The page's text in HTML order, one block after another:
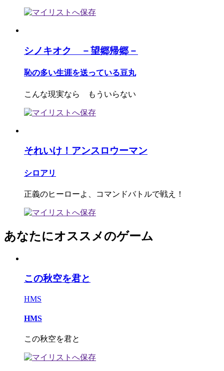
シノキオク －望郷帰郷－
恥の多い生涯を送っている豆丸
こんな現実なら もういらない
それいけ！アンスロウーマン
シロアリ
正義のヒーローよ、コマンドバトルで戦え！
あなたにオススメのゲーム
この秋空を君と
HMS
HMS
この秋空を君と